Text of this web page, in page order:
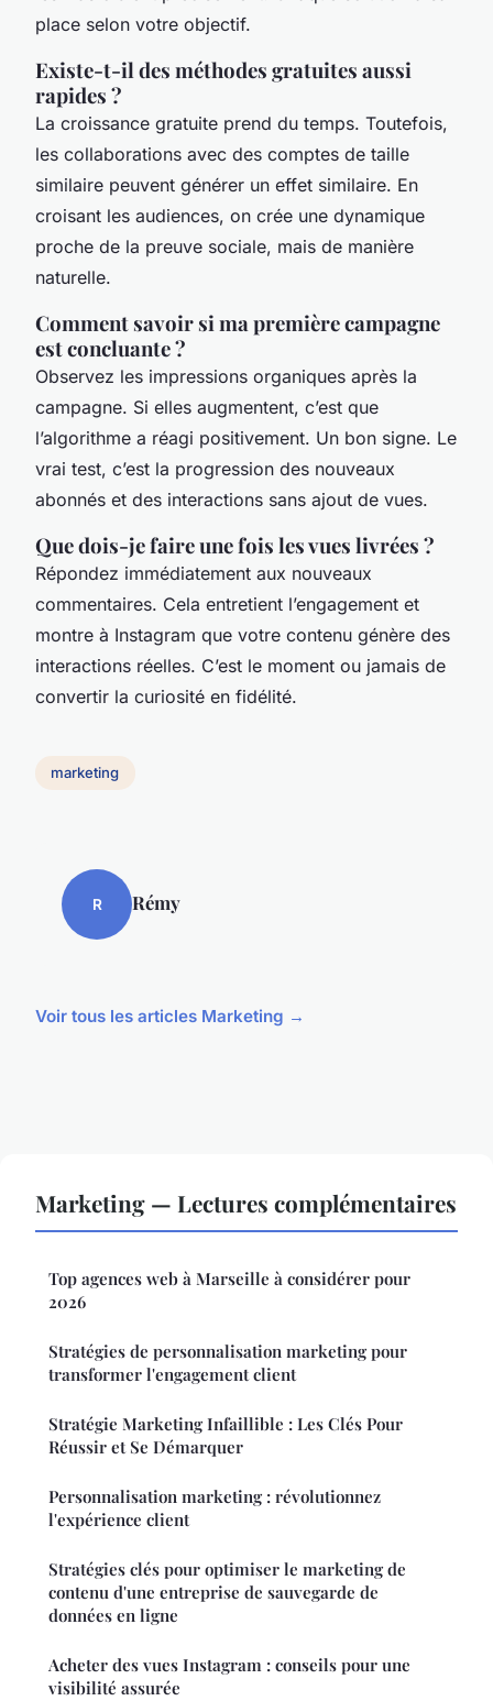
place selon votre objectif.
Existe-t-il des méthodes gratuites aussi
rapides ?
La croissance gratuite prend du temps. Toutefois,
les collaborations avec des comptes de taille
similaire peuvent générer un effet similaire. En
croisant les audiences, on crée une dynamique
proche de la preuve sociale, mais de manière
naturelle.
Comment savoir si ma première campagne
est concluante ?
Observez les impressions organiques après la
campagne. Si elles augmentent, c’est que
l’algorithme a réagi positivement. Un bon signe. Le
vrai test, c’est la progression des nouveaux
abonnés et des interactions sans ajout de vues.
Que dois-je faire une fois les vues livrées ?
Répondez immédiatement aux nouveaux
commentaires. Cela entretient l’engagement et
montre à Instagram que votre contenu génère des
interactions réelles. C’est le moment ou jamais de
convertir la curiosité en fidélité.
marketing
R Rémy
Voir tous les articles Marketing →
Marketing — Lectures complémentaires
Top agences web à Marseille à considérer pour
2026
Stratégies de personnalisation marketing pour
transformer l'engagement client
Stratégie Marketing Infaillible : Les Clés Pour
Réussir et Se Démarquer
Personnalisation marketing : révolutionnez
l'expérience client
Stratégies clés pour optimiser le marketing de
contenu d'une entreprise de sauvegarde de
données en ligne
Acheter des vues Instagram : conseils pour une
visibilité assurée